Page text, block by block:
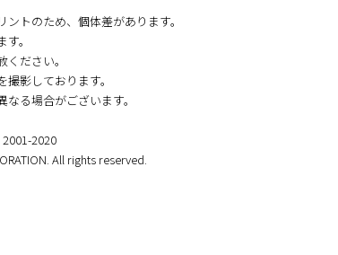
トのため、個体差があります。
。
ださい。
影しております。
る場合がございます。
2001-2020
All rights reserved.